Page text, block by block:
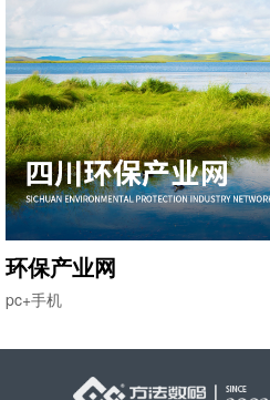
环保产业网
pc+手机